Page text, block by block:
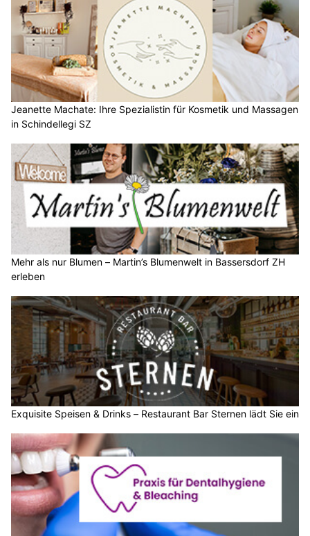
Jeanette Machate: Ihre Spezialistin für Kosmetik und Massagen
in Schindellegi SZ
Mehr als nur Blumen – Martin’s Blumenwelt in Bassersdorf ZH
erleben
Exquisite Speisen & Drinks – Restaurant Bar Sternen lädt Sie ein